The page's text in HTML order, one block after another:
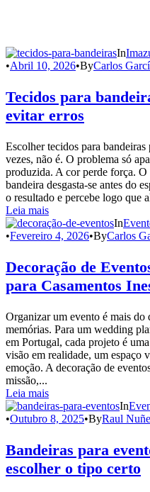
In
•Abril 10, 2026•ByCarlos
Tecidos para
evitar erros
Escolher tecidos para
vezes, não é. O problema só
produzida. A cor perde força. O
bandeira desgasta-se antes do
o resultado e percebe logo que
Leia mais
In
•Fevereiro 4, 2026•ByCarlos
Decoração de
para Casamentos
Organizar um evento é mais do
memórias. Para um wedding
em Portugal, cada projeto é
visão em realidade, um espaço
emoção. A decoração de
missão,...
Leia mais
In
•Outubro 8, 2025•ByRaul
Bandeiras para
escolher o tipo certo